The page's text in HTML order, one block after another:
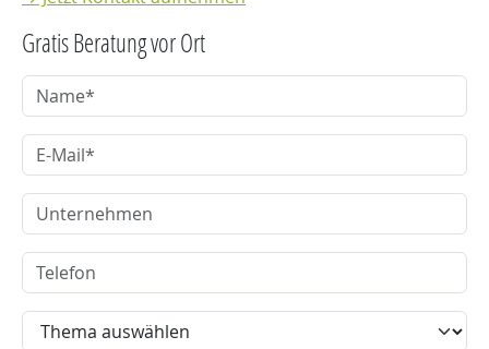
Gratis Beratung vor Ort
Name
E-Mail
Unternehmen
Telefon
Thema